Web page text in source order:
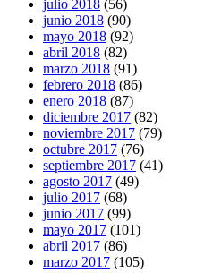
julio 2018 (56)
junio 2018 (90)
mayo 2018 (92)
abril 2018 (82)
marzo 2018 (91)
febrero 2018 (86)
enero 2018 (87)
diciembre 2017 (82)
noviembre 2017 (79)
octubre 2017 (76)
septiembre 2017 (41)
agosto 2017 (49)
julio 2017 (68)
junio 2017 (99)
mayo 2017 (101)
abril 2017 (86)
marzo 2017 (105)